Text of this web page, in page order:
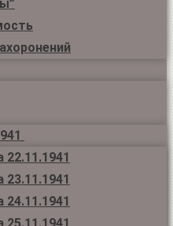
22.11.1941
23.11.1941
24.11.1941